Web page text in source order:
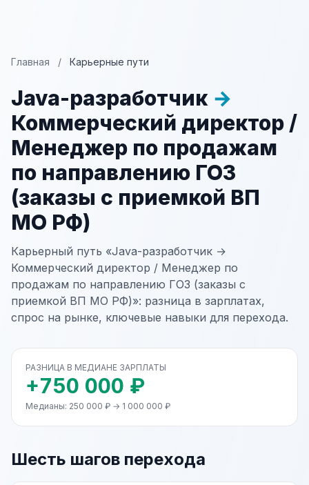
Главная / Карьерные пути
Java-разработчик →
Коммерческий директор /
Менеджер по продажам
по направлению ГОЗ
(заказы с приемкой ВП
МО РФ)
Карьерный путь «Java-разработчик →
Коммерческий директор / Менеджер по
продажам по направлению ГОЗ (заказы с
приемкой ВП МО РФ)»: разница в зарплатах,
спрос на рынке, ключевые навыки для перехода.
РАЗНИЦА В МЕДИАНЕ ЗАРПЛАТЫ
+750 000 ₽
Медианы: 250 000 ₽ → 1 000 000 ₽
Шесть шагов перехода